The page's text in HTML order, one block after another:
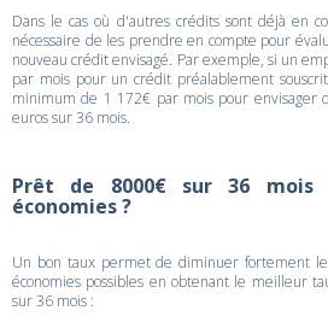
Dans le cas où d'autres crédits sont déjà en
nécessaire de les prendre en compte pour
nouveau crédit envisagé. Par exemple, si un
par mois pour un crédit préalablement
minimum de 1 172€ par mois pour envisager
euros sur 36 mois.
Prêt de 8000€ sur 36 mois
économies ?
Un bon taux permet de diminuer fortement
économies possibles en obtenant le meilleur
sur 36 mois :